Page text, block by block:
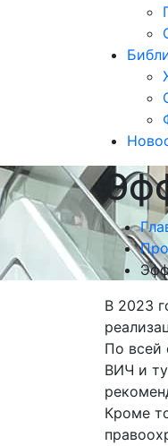
В 2023
По всей
ВИЧ и
Кроме